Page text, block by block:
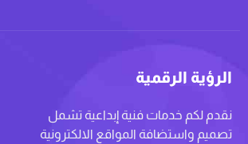
الرؤية الرقمية
نقدم لكم خدمات فنية إبداعية تشمل
تصميم واستضافة المواقع الالكترونية